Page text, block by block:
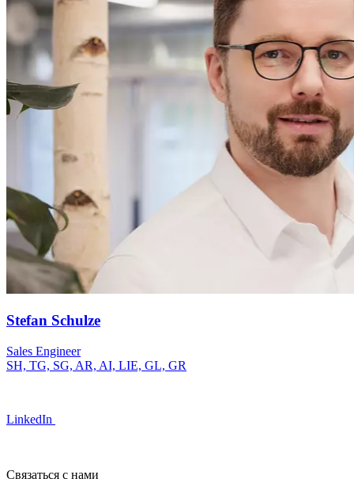
Stefan Schulze
Sales Engineer
SH, TG, SG, AR, AI, LIE, GL, GR
LinkedIn
Связаться с нами